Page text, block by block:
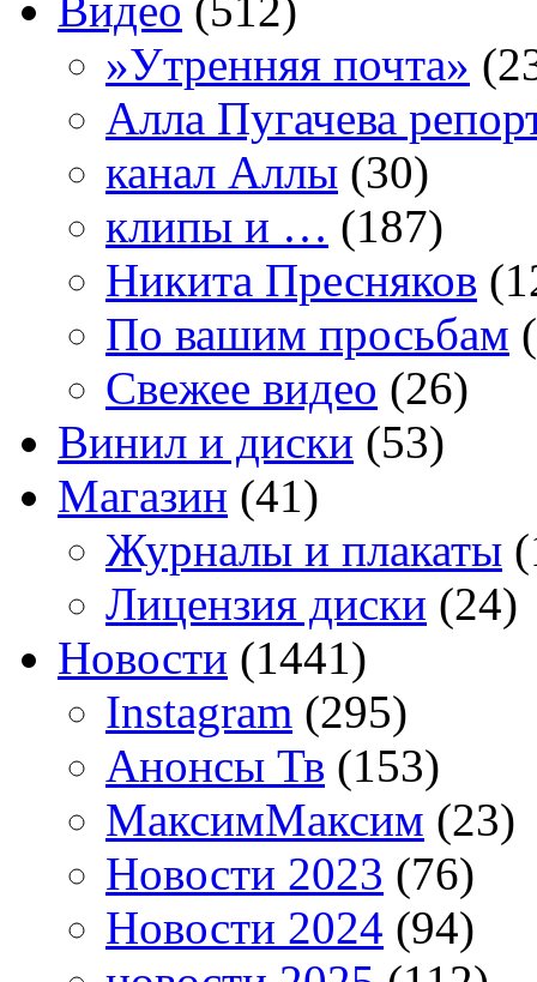
»Утренняя почта»
Алла Пугачева
канал Аллы (30)
клипы и … (187)
Никита Пресняков
По вашим просьбам
Свежее видео (26)
Винил и диски (53)
Магазин (41)
Журналы и плакаты
Лицензия диски (24)
Новости (1441)
Instagram (295)
Анонсы Тв (153)
МаксимМаксим (23)
Новости 2023 (76)
Новости 2024 (94)